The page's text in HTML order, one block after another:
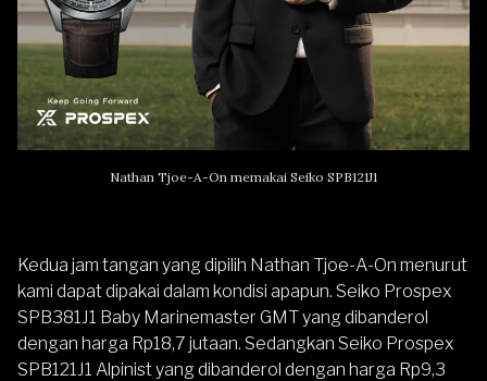
Nathan Tjoe-A-On memakai Seiko SPB121J1
Kedua jam tangan yang dipilih Nathan Tjoe-A-On menurut
kami dapat dipakai dalam kondisi apapun. Seiko Prospex
SPB381J1 Baby Marinemaster GMTyang dibanderol
dengan harga Rp18,7 jutaan. Sedangkan Seiko Prospex
SPB121J1 Alpinistyang dibanderol dengan harga Rp9,3